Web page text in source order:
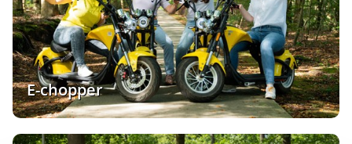
E-chopper